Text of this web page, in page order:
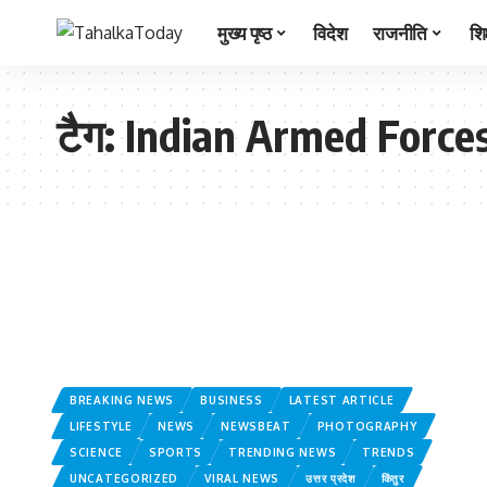
मुख्य पृष्ठ विदेश राजनीति
टैग:Indian Armed
BREAKING NEWS BUSINESS
LATEST ARTICLE
LIFESTYLE
NEWS NEWSBEAT
PHOTOGRAPHY
SCIENCE
SPORTS TRENDING NEWS
TRENDS
UNCATEGORIZED
VIRAL NEWS उत्तर प्रदेश
किंतुर